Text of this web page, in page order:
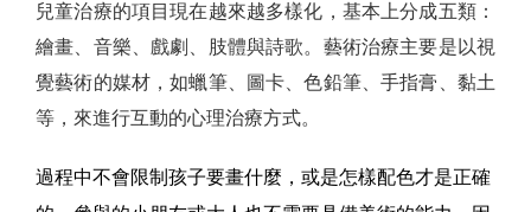
兒童治療的項目現在越來越多樣化，基本上分成五類：
繪畫、音樂、戲劇、肢體與詩歌。藝術治療主要是以視
覺藝術的媒材，如蠟筆、圖卡、色鉛筆、手指膏、黏土
等，來進行互動的心理治療方式。
過程中不會限制孩子要畫什麼，或是怎樣配色才是正確